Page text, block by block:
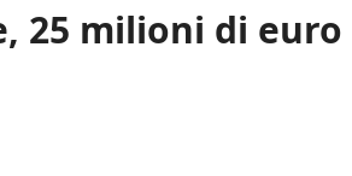
25 milioni di